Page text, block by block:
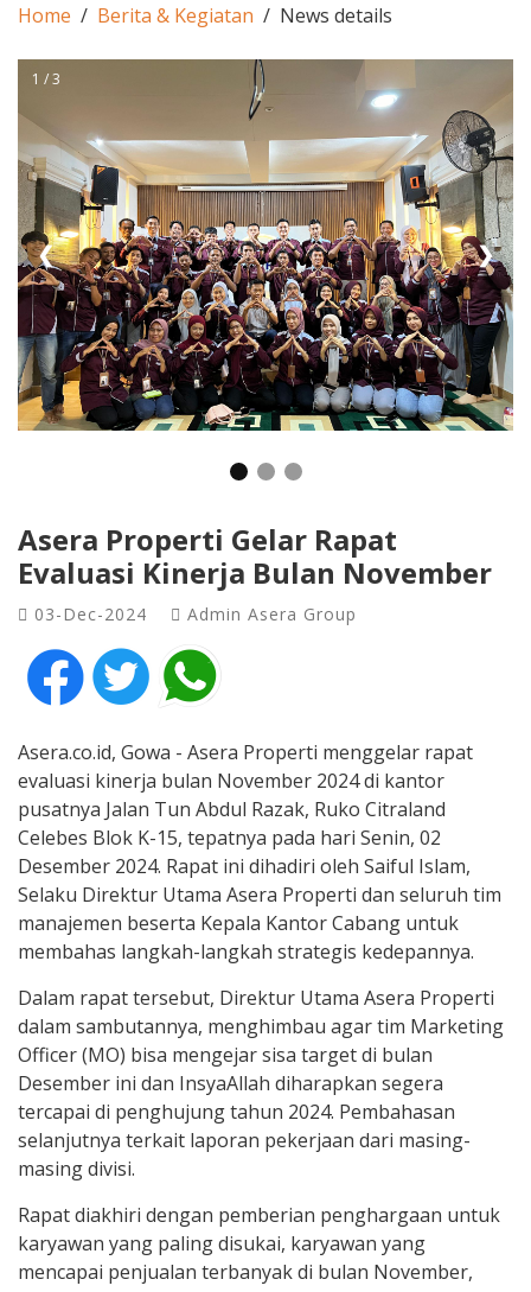
Home Berita & Kegiatan News details
1 / 3
❮ ❯
Asera Properti Gelar Rapat
Evaluasi Kinerja Bulan November
03-Dec-2024 Admin Asera Group
Asera.co.id, Gowa - Asera Properti menggelar rapat
evaluasi kinerja bulan November 2024 di kantor
pusatnya Jalan Tun Abdul Razak, Ruko Citraland
Celebes Blok K-15, tepatnya pada hari Senin, 02
Desember 2024. Rapat ini dihadiri oleh Saiful Islam,
Selaku Direktur Utama Asera Properti dan seluruh tim
manajemen beserta Kepala Kantor Cabang untuk
membahas langkah-langkah strategis kedepannya.
Dalam rapat tersebut, Direktur Utama Asera Properti
dalam sambutannya, menghimbau agar tim Marketing
Officer (MO) bisa mengejar sisa target di bulan
Desember ini dan InsyaAllah diharapkan segera
tercapai di penghujung tahun 2024. Pembahasan
selanjutnya terkait laporan pekerjaan dari masing-
masing divisi.
Rapat diakhiri dengan pemberian penghargaan untuk
karyawan yang paling disukai, karyawan yang
mencapai penjualan terbanyak di bulan November,